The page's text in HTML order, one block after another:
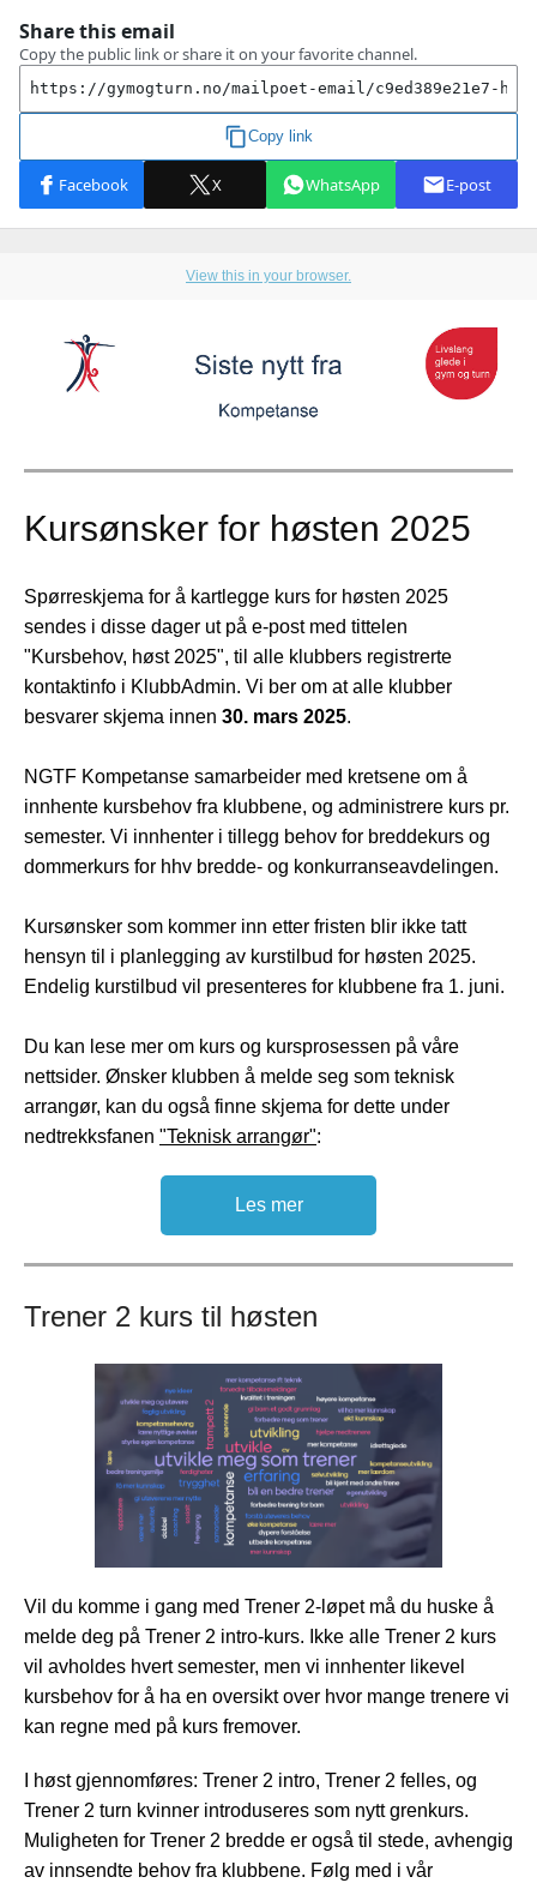
View this in your browser.
Kursønsker for høsten 2025
Spørreskjema for å kartlegge kurs for høsten 2025
sendes i disse dager ut på e-post med tittelen
"Kursbehov, høst 2025", til alle klubbers registrerte
kontaktinfo i KlubbAdmin. Vi ber om at alle klubber
besvarer skjema innen 30. mars 2025.
NGTF Kompetanse samarbeider med kretsene om å
innhente kursbehov fra klubbene, og administrere kurs pr.
semester. Vi innhenter i tillegg behov for breddekurs og
dommerkurs for hhv bredde- og konkurranseavdelingen.
Kursønsker som kommer inn etter fristen blir ikke tatt
hensyn til i planlegging av kurstilbud for høsten 2025.
Endelig kurstilbud vil presenteres for klubbene fra 1. juni.
Du kan lese mer om kurs og kursprosessen på våre
nettsider. Ønsker klubben å melde seg som teknisk
arrangør, kan du også finne skjema for dette under
nedtrekksfanen "Teknisk arrangør":
Les mer
Trener 2 kurs til høsten
Vil du komme i gang med Trener 2-løpet må du huske å
melde deg på Trener 2 intro-kurs. Ikke alle Trener 2 kurs
vil avholdes hvert semester, men vi innhenter likevel
kursbehov for å ha en oversikt over hvor mange trenere vi
kan regne med på kurs fremover.
I høst gjennomføres: Trener 2 intro, Trener 2 felles, og
Trener 2 turn kvinner introduseres som nytt grenkurs.
Muligheten for Trener 2 bredde er også til stede, avhengig
av innsendte behov fra klubbene. Følg med i vår